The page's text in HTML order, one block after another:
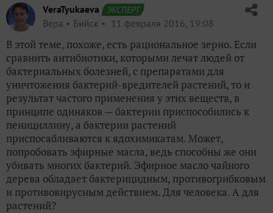
VeraTyukaeva ЭКСПЕРТ
Вера Бийск 11 февраля 2016, 19:08
В этой теме, похоже, есть рациональное зерно. Если
сравнить антибиотики, которыми лечат людей от
бактериальных болезней, с препаратами для
уничтожения бактерий-вредителей растений, то и
результат частого применения у этих веществ, в
принципе одинаков — бактерии приспособились к
пенициллину, а бактерии растений
приспосабливаются к ядохимикатам. Может,
попробовать эфирные масла, ведь способны же они
убивать многих бактерий. Эфирное масло чайного
дерева обладает бактерицидным, противогрибковым
и противовирусным действием. Для человека. А для
растений?